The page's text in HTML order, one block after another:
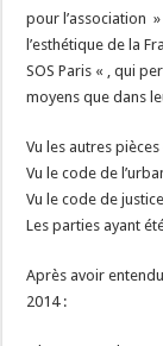
pour l’association
l’esthétique de la
SOS Paris « , qui
moyens que dans
Vu les autres
Vu le code de
Vu le code de
Les parties ayant
Après avoir
2014 :